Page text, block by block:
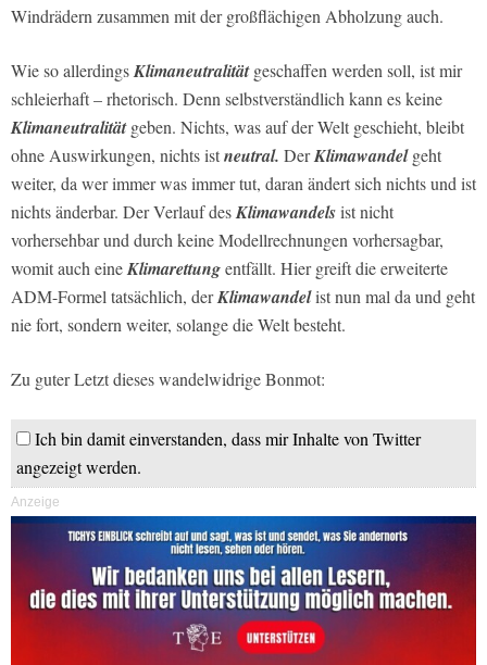
Windrädern zusammen mit der großflächigen Abholzung auch.
Wie so allerdingsKlimaneutralitätgeschaffen werden soll, ist mir
schleierhaft – rhetorisch. Denn selbstverständlich kann es keine
Klimaneutralitätgeben. Nichts, was auf der Welt geschieht, bleibt
ohne Auswirkungen, nichts istneutral. DerKlimawandelgeht
weiter, da wer immer was immer tut, daran ändert sich nichts und ist
nichts änderbar. Der Verlauf desKlimawandelsist nicht
vorhersehbar und durch keine Modellrechnungen vorhersagbar,
womit auch eineKlimarettungentfällt. Hier greift die erweiterte
ADM-Formel tatsächlich, derKlimawandelist nun mal da und geht
nie fort, sondern weiter, solange die Welt besteht.
Zu guter Letzt dieses wandelwidrige Bonmot:
Ich bin damit einverstanden, dass mir Inhalte von Twitter
angezeigt werden.
Anzeige